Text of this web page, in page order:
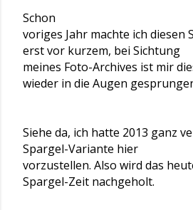
Schon
voriges Jahr machte ich diesen
erst vor kurzem, bei Sichtung
meines Foto-Archives ist mir
wieder in die Augen
Siehe da, ich hatte 2013 ganz
Spargel-Variante hier
vorzustellen. Also wird das
Spargel-Zeit nachgeholt.